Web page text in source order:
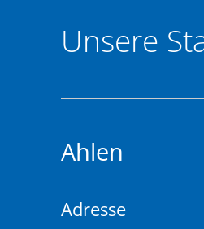
Unsere
Ahlen
Adresse